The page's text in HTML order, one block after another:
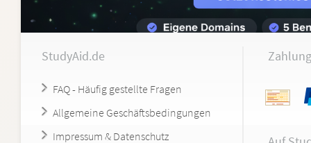
StudyAid.de
FAQ - Häufig gestellte Fragen
Allgemeine Geschäftsbedingungen
Impressum & Datenschutz